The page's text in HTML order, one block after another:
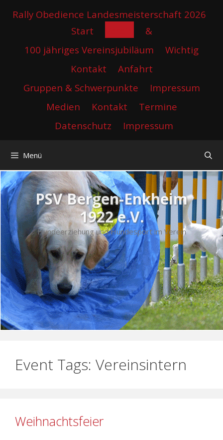
InhaltRally Obedience Landesmeisterschaft 2026
Start
&
100 jähriges Vereinsjubiläum
Wichtig
Kontakt
Anfahrt
Gruppen & Schwerpunkte
Impressum
Medien
Kontakt
Termine
Datenschutz
Impressum
Menü
PSV Bergen-Enkheim
1922 e.V.
Hundeerziehung und Hundesport im Verein
Event Tags: Vereinsintern
Weihnachtsfeier